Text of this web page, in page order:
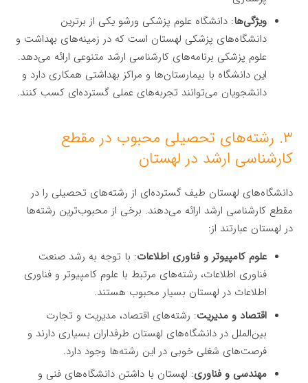
ویژگی‌ها: دانشگاه علوم پزشکی ورشو یکی از برترین
دانشگاه‌های پزشکی لهستان است که در زمینه‌های بهداشت و
علوم پزشکی برنامه‌های کارشناسی ارشد متنوعی ارائه می‌دهد.
این دانشگاه با بیمارستان‌ها و مراکز بهداشتی همکاری دارد و
دانشجویان می‌توانند تجربه‌های عملی گسترده‌ای کسب کنند.
۳. رشته‌های تحصیلی محبوب در مقطع
کارشناسی ارشد در لهستان
دانشگاه‌های لهستان طیف گسترده‌ای از رشته‌های تحصیلی را در
مقطع کارشناسی ارشد ارائه می‌دهند. برخی از محبوب‌ترین رشته‌ها
در لهستان عبارتند از:
علوم کامپیوتر و فناوری اطلاعات: با توجه به رشد صنعت
فناوری اطلاعات، رشته‌های مرتبط با علوم کامپیوتر و فناوری
اطلاعات در لهستان بسیار محبوب هستند.
اقتصاد و مدیریت: رشته‌های اقتصاد، مدیریت و تجارت
بین‌الملل در دانشگاه‌های لهستان طرفداران بسیاری دارند و
فرصت‌های شغلی خوبی در این رشته‌ها وجود دارد.
مهندسی و فناوری: لهستان با داشتن دانشگاه‌های فنی و